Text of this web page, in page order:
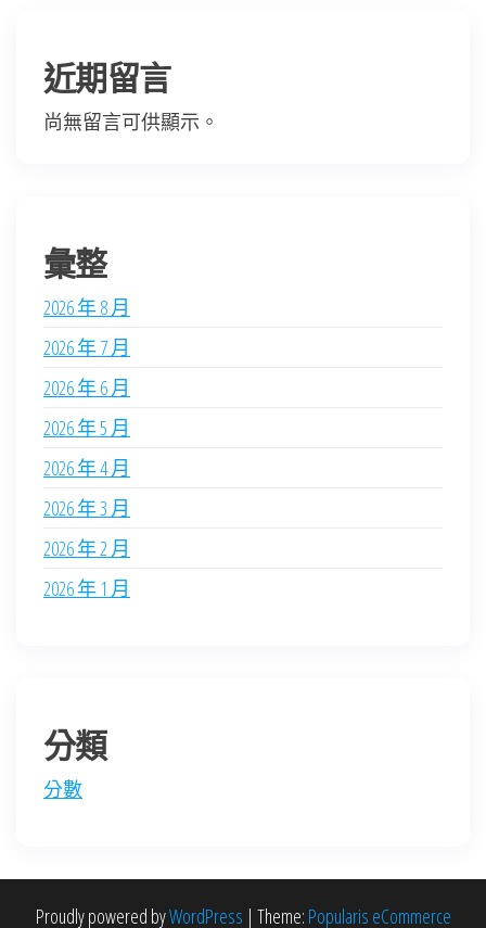
近期留言
尚無留言可供顯示。
彙整
2026 年 8 月
2026 年 7 月
2026 年 6 月
2026 年 5 月
2026 年 4 月
2026 年 3 月
2026 年 2 月
2026 年 1 月
分類
分數
Proudly powered byWordPress | Theme: Popularis eCommerce